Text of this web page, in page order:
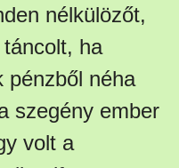
nélkülözőt,
ha
pénzből néha
szegény ember
volt a